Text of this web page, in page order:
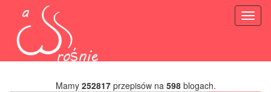
Mamy 252817przepisów na 598blogach.